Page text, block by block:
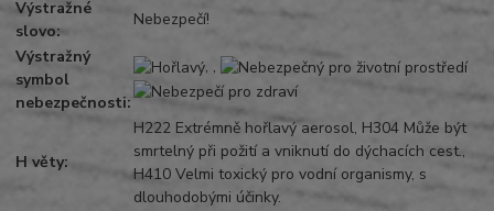
Výstražné
slovo:
Nebezpečí!
Výstražný
symbol
nebezpečnosti:
, ,
H věty:
H222 Extrémně hořlavý aerosol, H304 Může být
smrtelný při požití a vniknutí do dýchacích cest.,
H410 Velmi toxický pro vodní organismy, s
dlouhodobými účinky.